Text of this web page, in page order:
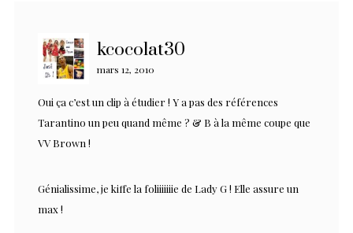
kcocolat30
mars 12, 2010
Oui ça c’est un clip à étudier ! Y a pas des références
Tarantino un peu quand même ? & B à la même coupe que
VV Brown !
Génialissime, je kiffe la foliiiiiiie de Lady G ! Elle assure un
max !